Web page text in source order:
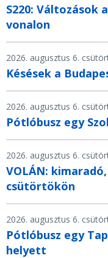
S220: Változások
vonalon
2026. augusztus 6.
Késések a
2026. augusztus 6.
Pótlóbusz egy
2026. augusztus 6.
VOLÁN:
csütörtökön
2026. augusztus 6.
Pótlóbusz egy
helyett